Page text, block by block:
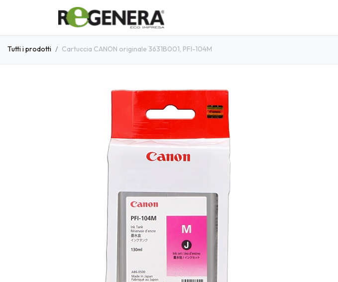
Passa al contenuto
Tutti i prodotti Cartuccia CANON originale 3631B001, PFI-104M